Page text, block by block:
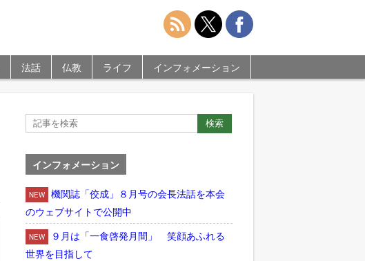
法話 仏教 ライフ インフォメーション
インフォメーション
NEW
機関誌「佼成」８月号の会長法話を本会
のウェブサイトで公開中
NEW
９月は「一食啓発月間」 笑顔あふれる
世界を目指して